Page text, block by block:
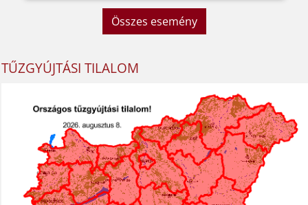
Összes esemény
TŰZGYÚJTÁSI TILALOM